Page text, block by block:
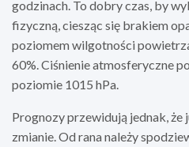
godzinach. To dobry czas, by
fizyczną, ciesząc się brakiem
poziomem wilgotności
60%. Ciśnienie atmosferyczne
poziomie 1015 hPa.
Prognozy przewidują jednak, że
zmianie. Od rana należy